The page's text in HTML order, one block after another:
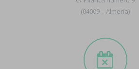
(04009 – Almería)